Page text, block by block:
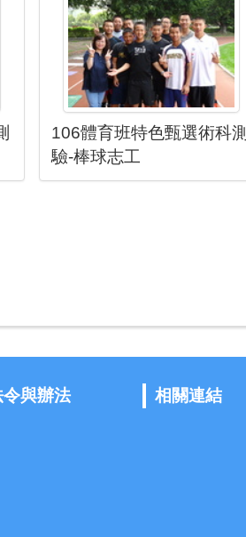
106體育班特色甄選術科測
驗-棒球志工
令與辦法 相關連結